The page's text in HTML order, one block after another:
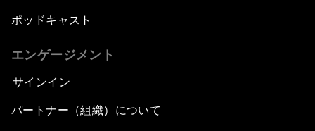
ポッドキャスト
エンゲージメント
サインイン
パートナー（組織）について